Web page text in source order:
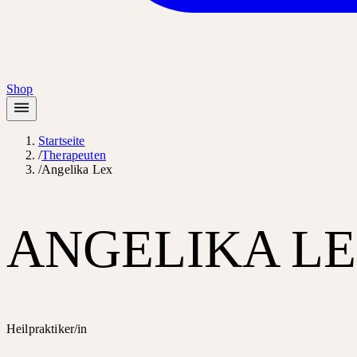
Shop
Startseite
/Therapeuten
/Angelika Lex
ANGELIKA
Heilpraktiker/in